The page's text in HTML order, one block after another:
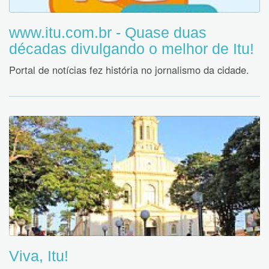
www.itu.com.br - Quase duas
décadas divulgando o melhor de Itu!
Portal de notícias fez história no jornalismo da cidade.
Viva, Itu!